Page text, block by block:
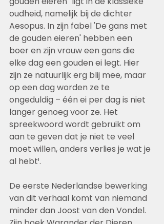
oudheid, namelijk bij de dichter
Aesopus. In zijn fabel 'De gans met
de gouden eieren' hebben een
boer en zijn vrouw een gans die
elke dag een gouden ei legt. Hier
zijn ze natuurlijk erg blij mee, maar
op een dag worden ze te
ongeduldig – één ei per dag is niet
langer genoeg voor ze. Het
spreekwoord wordt gebruikt om
aan te geven dat je niet te veel
moet willen, anders verlies je wat je
al hebt¹.
De eerste Nederlandse bewerking
van dit verhaal komt van niemand
minder dan Joost van den Vondel.